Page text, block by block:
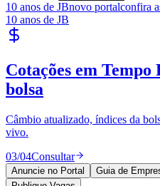
10 anos de JBnovo portalconfira
10 anos de JB
Publique Vagas
Publique vagas e encontre os
04/04Publicar
Anuncie no Portal
Publique Vagas
Publicidade Anuncie Aqui